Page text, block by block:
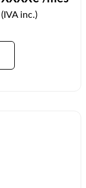
(IVA inc.)